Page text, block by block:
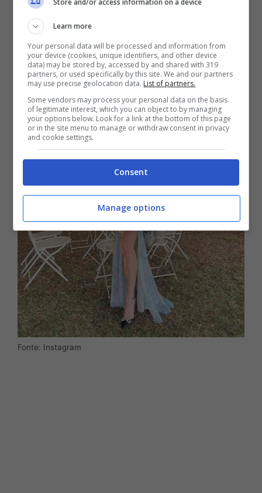
scollatura a mettere in risalto il duo décolleté
mozzafiato.
Fonte: Instagram
Learn more
Your personal data will be processed and information from
your device (cookies, unique identifiers, and other device
data) may be stored by, accessed by and shared with 319
partners, or used specifically by this site. We and our partners
may use precise geolocation data. List of partners.
Some vendors may process your personal data on the basis
of legitimate interest, which you can object to by managing
your options below. Look for a link at the bottom of this page
or in the site menu to manage or withdraw consent in privacy
and cookie settings.
Consent
Manage options